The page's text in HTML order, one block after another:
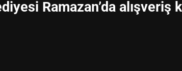
Ramazan’da alışveriş